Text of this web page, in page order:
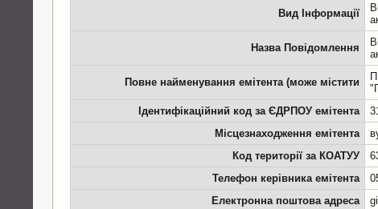
Вид Інформації
Назва Повідомлення
Повне найменування емітента (може містити
Ідентифікаційний код за ЄДРПОУ емітента
Місцезнаходження емітента
Код території за КОАТУУ
Телефон керівника емітента
Електронна поштова адреса